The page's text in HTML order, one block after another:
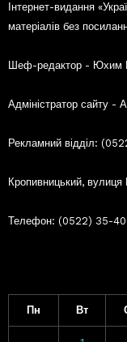
Інтернет-видання
матеріалів без
Шеф-редактор - Юхим
Адміністратор сайту -
Рекламний відділ:
Кропивницький, вулиця
Телефон: (0522) 35-
Пн Вт